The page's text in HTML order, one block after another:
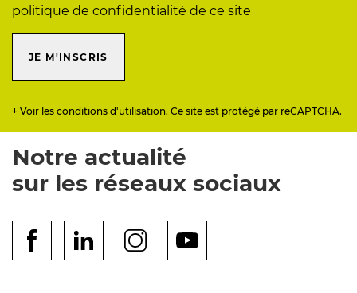
politique de confidentialité de ce site
JE M'INSCRIS
+ Voir les conditions d'utilisation. Ce site est protégé par reCAPTCHA.
Notre actualité
sur les réseaux sociaux